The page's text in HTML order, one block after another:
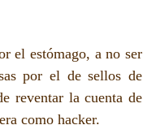
el estómago, a no ser
por el de sellos de
reventar la cuenta de
como hacker.